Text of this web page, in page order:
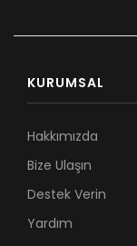
KURUMSAL
Hakkımızda
Bize Ulaşın
Destek Verin
Yardım